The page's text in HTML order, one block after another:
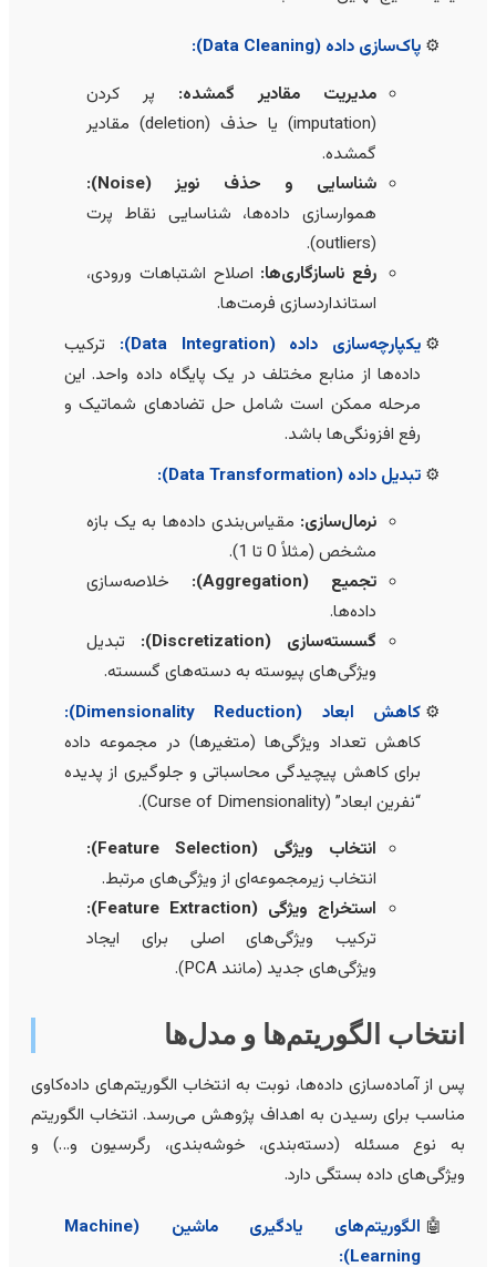
پاک‌سازی داده (Data Cleaning):
مدیریت مقادیر گمشده:پر کردن
(imputation) یا حذف (deletion) مقادیر
گمشده.
شناسایی و حذف نویز (Noise):
هموارسازی داده‌ها، شناسایی نقاط پرت
رفع ناسازگاری‌ها:اصلاح اشتباهات ورودی،
استانداردسازی فرمت‌ها.
یکپارچه‌سازی داده (Data Integration):
ترکیب
داده‌ها از منابع مختلف در یک پایگاه داده واحد. این
مرحله ممکن است شامل حل تضادهای شماتیک و
رفع افزونگی‌ها باشد.
تبدیل داده (Data Transformation):
نرمال‌سازی:مقیاس‌بندی داده‌ها به یک بازه
مشخص (مثلاً 0 تا 1).
تجمیع (Aggregation):
خلاصه‌سازی
داده‌ها.
گسسته‌سازی (Discretization):
تبدیل
ویژگی‌های پیوسته به دسته‌های گسسته.
کاهش ابعاد (Dimensionality Reduction):
کاهش تعداد ویژگی‌ها (متغیرها) در مجموعه داده
برای کاهش پیچیدگی محاسباتی و جلوگیری از پدیده
“نفرین ابعاد” (Curse of Dimensionality).
انتخاب ویژگی (Feature Selection):
انتخاب زیرمجموعه‌ای از ویژگی‌های مرتبط.
استخراج ویژگی (Feature Extraction):
ترکیب ویژگی‌های اصلی برای ایجاد
ویژگی‌های جدید (مانند PCA).
الگوریتم‌ها و مدل‌ها
از آماده‌سازی داده‌ها، نوبت به انتخاب الگوریتم‌های داده‌کاوی
برای رسیدن به اهداف پژوهش می‌رسد. انتخاب الگوریتم
نوع مسئله (دسته‌بندی، خوشه‌بندی، رگرسیون و…) و
داده بستگی دارد.
الگوریتم‌های یادگیری ماشین (Machine
Learning):